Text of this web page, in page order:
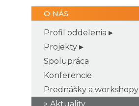
O NÁS
Profil oddelenia
Projekty
Spolupráca
Konferencie
Prednášky a workshopy
Aktuality